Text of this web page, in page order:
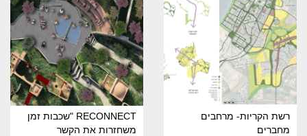
רשת הקריות- מרחבים
מחברים
RECONNECT "שכבות זמן
משחזרות את הקשר